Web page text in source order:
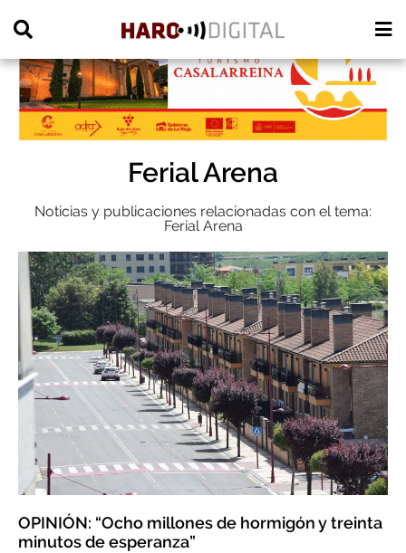
Ferial Arena
Noticias y publicaciones relacionadas con el tema:
Ferial Arena
OPINIÓN: “Ocho millones de hormigón y treinta
minutos de esperanza”